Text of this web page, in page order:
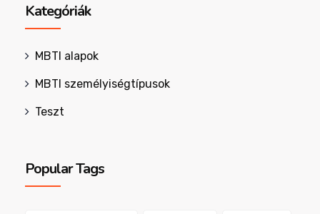
Kategóriák
MBTI alapok
MBTI személyiségtípusok
Teszt
Popular Tags